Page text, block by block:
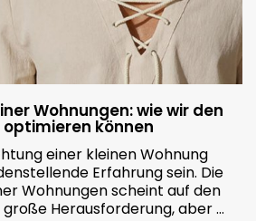
Wohnungen: wie wir den
optimieren können
einer kleinen Wohnung
Erfahrung sein. Die
Wohnungen scheint auf den
Herausforderung, aber …